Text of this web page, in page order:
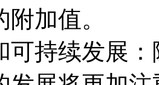
加值。
续发展：